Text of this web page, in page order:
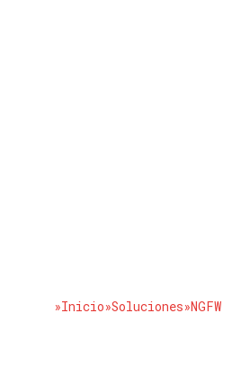
»Inicio»Soluciones»NGFW